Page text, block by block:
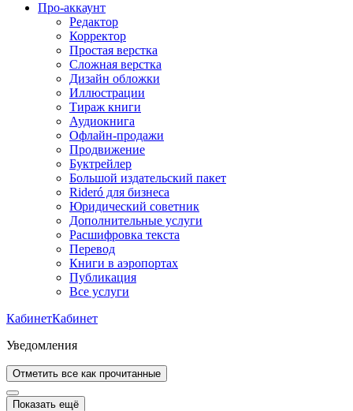
Про-аккаунт
Редактор
Корректор
Простая верстка
Сложная верстка
Дизайн обложки
Иллюстрации
Тираж книги
Аудиокнига
Офлайн-продажи
Продвижение
Буктрейлер
Большой издательский пакет
Rideró для бизнеса
Юридический советник
Дополнительные услуги
Расшифровка текста
Перевод
Книги в аэропортах
Публикация
Все услуги
КабинетКабинет
Уведомления
Отметить все как прочитанные
Показать ещё